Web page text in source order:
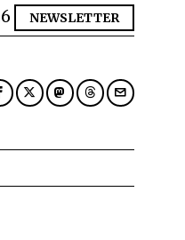
NEWSLETTER